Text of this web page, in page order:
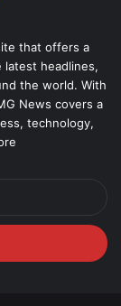
that offers a
headlines,
the world. With
News covers a
technology,
الإلكتروني